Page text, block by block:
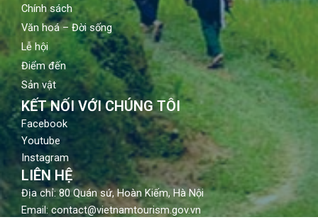
Chính sách
Văn hoá – Đời sống
Lễ hội
Điểm đến
Sản vật
KẾT NỐI VỚI CHÚNG TÔI
Facebook
Youtube
Instagram
LIÊN HỆ
Địa chỉ: 80 Quán sứ, Hoàn Kiếm, Hà Nội
Email: contact@vietnamtourism.gov.vn